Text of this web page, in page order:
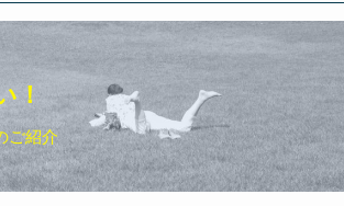
！
ご紹介